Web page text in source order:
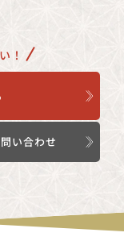
！
い合わせ